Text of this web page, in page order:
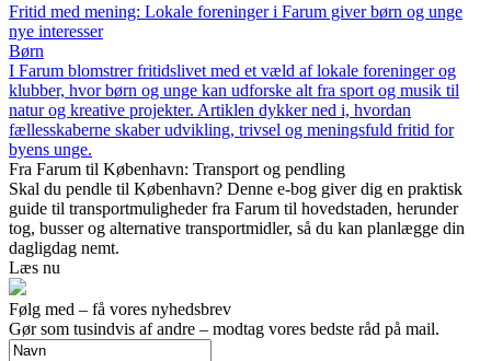
Fritid med mening: Lokale foreninger i Farum giver børn og unge
nye interesser
Børn
I Farum blomstrer fritidslivet med et væld af lokale foreninger og
klubber, hvor børn og unge kan udforske alt fra sport og musik til
natur og kreative projekter. Artiklen dykker ned i, hvordan
fællesskaberne skaber udvikling, trivsel og meningsfuld fritid for
byens unge.
Fra Farum til København: Transport og pendling
Skal du pendle til København? Denne e-bog giver dig en praktisk
guide til transportmuligheder fra Farum til hovedstaden, herunder
tog, busser og alternative transportmidler, så du kan planlægge din
dagligdag nemt.
Læs nu
Følg med – få vores nyhedsbrev
Gør som tusindvis af andre – modtag vores bedste råd på mail.